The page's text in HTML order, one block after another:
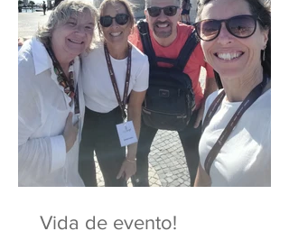
Vida de evento!